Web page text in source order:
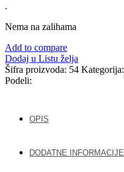
.
Nema na zalihama
Add to compare
Dodaj u Listu želja
Šifra proizvoda: 54 Kategorija:
Podeli:
OPIS
DODATNE INFORMACIJE